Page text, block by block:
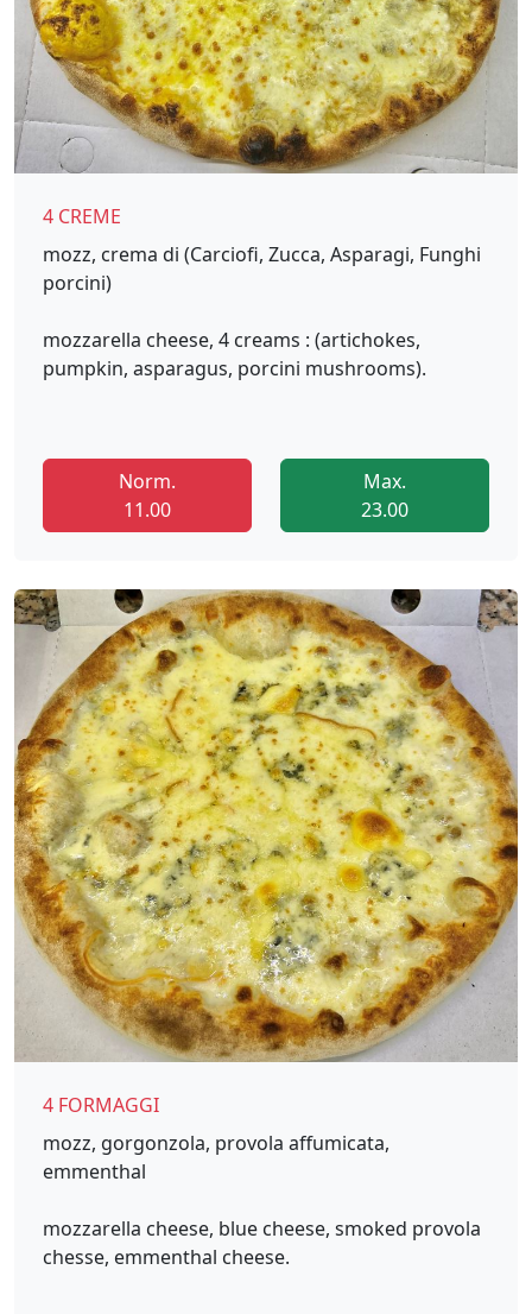
4 CREME
mozz, crema di (Carciofi, Zucca, Asparagi, Funghi
porcini)
mozzarella cheese, 4 creams : (artichokes,
pumpkin, asparagus, porcini mushrooms).
Norm.
11.00
Max.
23.00
4 FORMAGGI
mozz, gorgonzola, provola affumicata,
emmenthal
mozzarella cheese, blue cheese, smoked provola
chesse, emmenthal cheese.